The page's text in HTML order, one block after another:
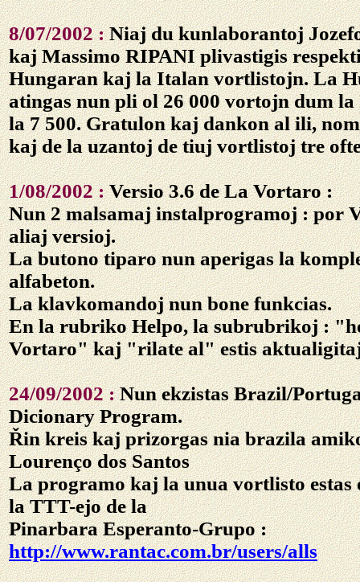
8/07/2002 :Niaj du kunlaborantoj
kaj Massimo RIPANI plivastigis
Hungaran kaj la Italan vortlistojn. La
atingas nun pli ol 26 000 vortojn dum la
la 7 500. Gratulon kaj dankon al ili,
kaj de la uzantoj de tiuj vortlistoj tre
1/08/2002 :Versio 3.6 de La Vortaro :
Nun 2 malsamaj instalprogramoj : por
aliaj versioj.
La butono tiparo nun aperigas la
alfabeton.
La klavkomandoj nun bone funkcias.
En la rubriko Helpo, la subrubrikoj :
Vortaro" kaj "rilate al" estis
24/09/2002 :Nun ekzistas Brazil/
Dicionary Program.
Řin kreis kaj prizorgas nia brazila
Lourenço dos Santos
La programo kaj la unua vortlisto estas
la TTT-ejo de la
Pinarbara Esperanto-Grupo :
http://www.rantac.com.br/users/alls